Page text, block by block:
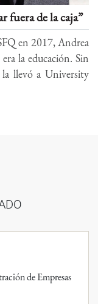
fuera de la caja”
en 2017, Andrea
la educación. Sin
la llevó a University
de Empresas